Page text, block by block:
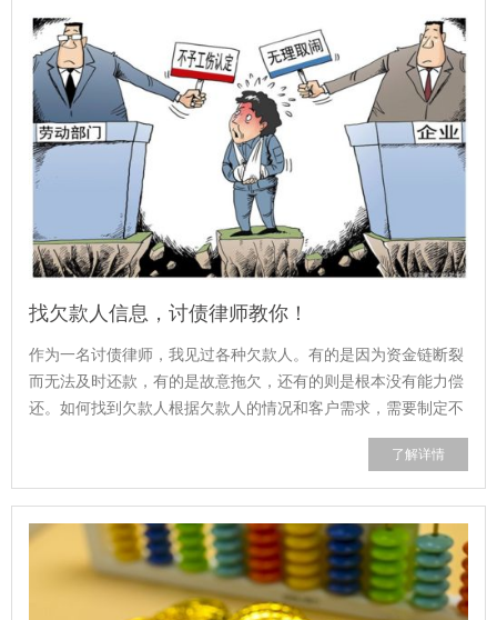
找欠款人信息，讨债律师教你！
作为一名讨债律师，我见过各种欠款人。有的是因为资金链断裂
而无法及时还款，有的是故意拖欠，还有的则是根本没有能力偿
还。如何找到欠款人根据欠款人的情况和客户需求，需要制定不
了解详情